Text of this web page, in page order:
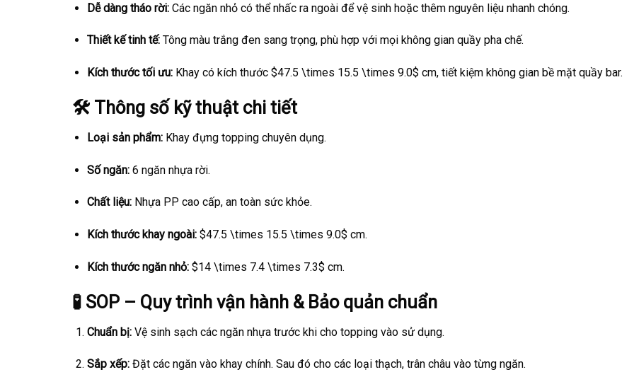
Dễ dàng tháo rời:Các ngăn nhỏ có thể nhấc ra ngoài để vệ sinh hoặc thêm nguyên liệu nhanh chóng.
Thiết kế tinh tế:Tông màu trắng đen sang trọng, phù hợp với mọi không gian quầy pha chế.
Kích thước tối ưu:Khay có kích thước $47.5 \times 15.5 \times 9.0$ cm, tiết kiệm không gian bề mặt quầy bar.
🛠️ Thông số kỹ thuật chi tiết
Loại sản phẩm:Khay đựng topping chuyên dụng.
Số ngăn:6 ngăn nhựa rời.
Chất liệu:Nhựa PP cao cấp, an toàn sức khỏe.
Kích thước khay ngoài: $47.5 \times 15.5 \times 9.0$ cm.
Kích thước ngăn nhỏ: $14 \times 7.4 \times 7.3$ cm.
🧪 SOP – Quy trình vận hành & Bảo quản chuẩn
Chuẩn bị:Vệ sinh sạch các ngăn nhựa trước khi cho topping vào sử dụng.
Sắp xếp:Đặt các ngăn vào khay chính. Sau đó cho các loại thạch, trân châu vào từng ngăn.